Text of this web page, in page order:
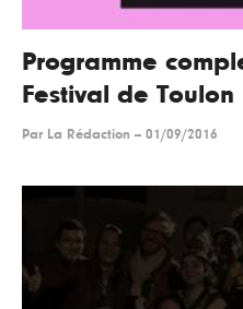
Programme
Festival de Toulon
Par La Rédaction -- 01/09/2016